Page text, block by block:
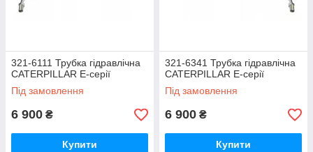
321-6111 Трубка гідравлічна
CATERPILLAR E-серії
Під замовлення
6 900 ₴
Купити
321-6341 Трубка гідравлічна
CATERPILLAR E-серії
Під замовлення
6 900 ₴
Купити